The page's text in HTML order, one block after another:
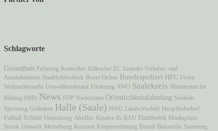
Schlagworte
Gesundheit Führung Kontrollen Hallescher FC Zentraler Verkehrs- und
Autobahndienst Stadtbibliothek Roter Ochse Bundespolizei HFC Ferien
Weihnachtsmarkt Umweltbundesamt Förderung AWO Saalekreis Ministerium für
Bildung (MB) News FDP Nachrichten Öffentlichkeitsfahndung Studium
Sperrung Gedenken Halle (Saale) HWG Landwirtschaft Hauptbahnhof
Fußball Schule Umleitung Abellio Kinder IG BAU Handwerk Marktplatz
Streik Umwelt Merseburg Konzert Körperverletzung Brand Baustelle Sanierung